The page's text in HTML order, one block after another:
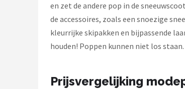
L.O.L. Surprise!
Monster High
en zet de andere pop in de
de accessoires, zoals een snoezige
kleurrijke skipakken en bijpassende
houden! Poppen kunnen niet los
Prijsvergelijking